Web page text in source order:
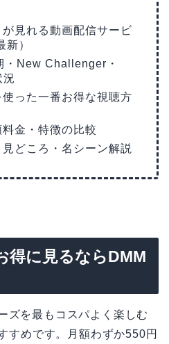
が見れる動画配信サービ
）
・New Challenger・
況
った一番お得な視聴方
金・特徴の比較
どころ・名シーン解説
得に見るならDMM
ズを最もコスパよく楽しむ
すめです。月額わずか550円